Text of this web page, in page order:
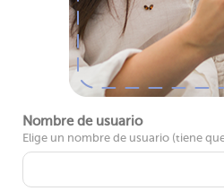
Nombre de usuario
Elige un nombre de usuario (tiene